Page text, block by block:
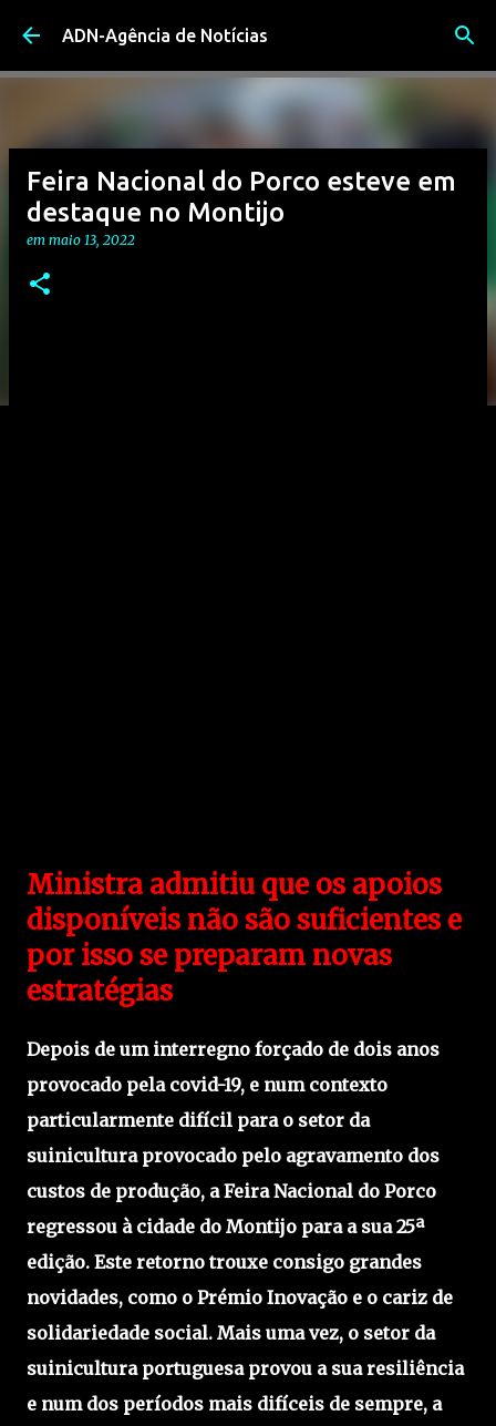
Avançar para o conteúdo principal
ADN-Agência de Notícias
Feira Nacional do Porco esteve em
destaque no Montijo
em maio 13, 2022
Ministra admitiu que os apoios
disponíveis não são suficientes e
por isso se preparam novas
estratégias
Depois de um interregno forçado de dois anos
provocado pela covid-19, e num contexto
particularmente difícil para o setor da
suinicultura provocado pelo agravamento dos
custos de produção, a Feira Nacional do Porco
regressou à cidade do Montijo para a sua 25ª
edição. Este retorno trouxe consigo grandes
novidades, como o Prémio Inovação e o cariz de
solidariedade social. Mais uma vez, o setor da
suinicultura portuguesa provou a sua resiliência
e num dos períodos mais difíceis de sempre, a